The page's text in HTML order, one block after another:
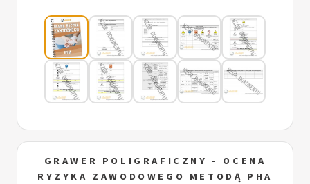
GRAWER POLIGRAFICZNY - OCENA
RYZYKA ZAWODOWEGO METODĄ PHA